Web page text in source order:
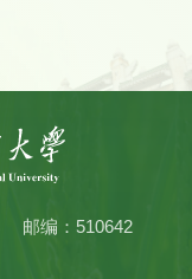
邮编：510642